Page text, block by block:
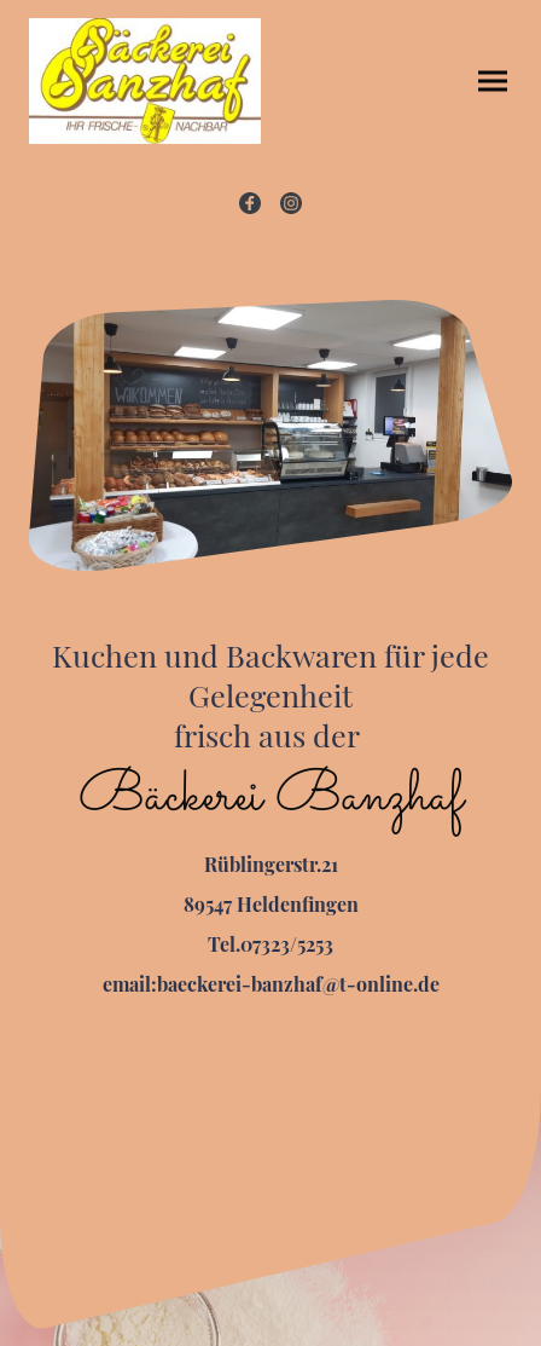
Kuchen und Backwaren für jede
Gelegenheit
frisch aus der
Bäckerei Banzhaf
Rüblingerstr.21
89547 Heldenfingen
Tel.07323/5253
email:baeckerei-banzhaf@t-online.de